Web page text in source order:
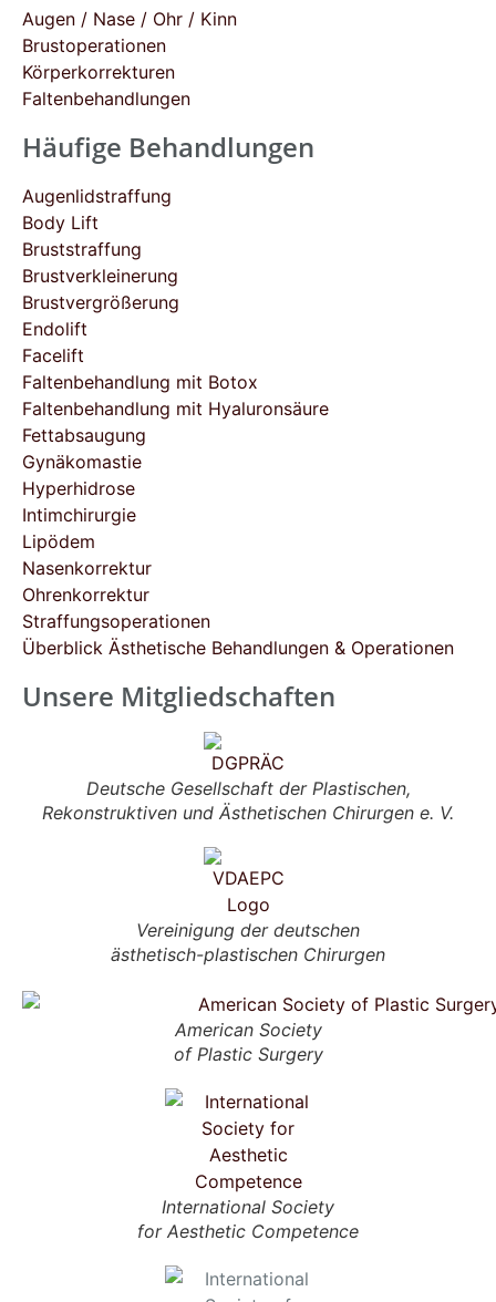
Augen / Nase / Ohr / Kinn
Brustoperationen
Körperkorrekturen
Faltenbehandlungen
Häufige Behandlungen
Augenlidstraffung
Body Lift
Bruststraffung
Brustverkleinerung
Brustvergrößerung
Endolift
Facelift
Faltenbehandlung mit Botox
Faltenbehandlung mit Hyaluronsäure
Fettabsaugung
Gynäkomastie
Hyperhidrose
Intimchirurgie
Lipödem
Nasenkorrektur
Ohrenkorrektur
Straffungsoperationen
Überblick Ästhetische Behandlungen & Operationen
Unsere Mitgliedschaften
Deutsche Gesellschaft der Plastischen,
Rekonstruktiven und Ästhetischen Chirurgen e. V.
Vereinigung der deutschen
ästhetisch-plastischen Chirurgen
American Society
of Plastic Surgery
International Society
for Aesthetic Competence